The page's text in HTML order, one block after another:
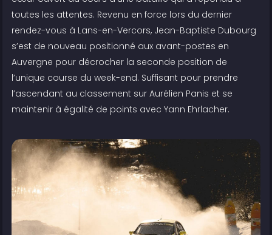
toutes les attentes. Revenu en force lors du dernier
rendez-vous à Lans-en-Vercors, Jean-Baptiste Dubourg
s’est de nouveau positionné aux avant-postes en
Auvergne pour décrocher la seconde position de
l’unique course du week-end. Suffisant pour prendre
l’ascendant au classement sur Aurélien Panis et se
maintenir à égalité de points avec Yann Ehrlacher.